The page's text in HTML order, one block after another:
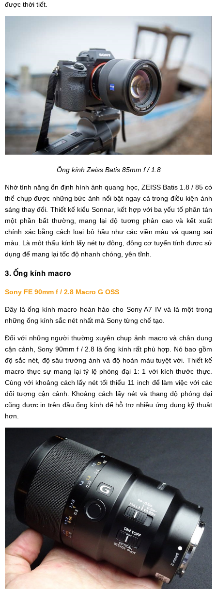
được thời tiết.
Ống kính Zeiss Batis 85mm f / 1.8
Nhờ tính năng ổn định hình ảnh quang học, ZEISS Batis 1.8 / 85 có
thể chụp được những bức ảnh nổi bật ngay cả trong điều kiện ánh
sáng thay đổi. Thiết kế kiểu Sonnar, kết hợp với ba yếu tố phân tán
một phần bất thường, mang lại độ tương phản cao và kết xuất
chính xác bằng cách loại bỏ hầu như các viền màu và quang sai
màu. Là một thấu kính lấy nét tự động, động cơ tuyến tính được sử
dụng để mang lại tốc độ nhanh chóng, yên tĩnh.
3. Ống kính macro
Sony FE 90mm f / 2.8 Macro G OSS
Đây là ống kính macro hoàn hảo cho Sony A7 IV và là một trong
những ống kính sắc nét nhất mà Sony từng chế tạo.
Đối với những người thường xuyên chụp ảnh macro và chân dung
cận cảnh, Sony 90mm f / 2.8 là ống kính rất phù hợp. Nó bao gồm
độ sắc nét, độ sâu trường ảnh và độ hoàn màu tuyệt vời. Thiết kế
macro thực sự mang lại tỷ lệ phóng đại 1: 1 với kích thước thực.
Cùng với khoảng cách lấy nét tối thiểu 11 inch để làm việc với các
đối tượng cận cảnh. Khoảng cách lấy nét và thang độ phóng đại
cũng được in trên đầu ống kính để hỗ trợ nhiều ứng dụng kỹ thuật
hơn.